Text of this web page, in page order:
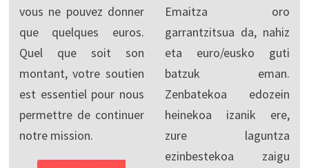
vous ne pouvez donner
que quelques euros.
Quel que soit son
montant, votre soutien
est essentiel pour nous
permettre de continuer
notre mission.
Emaitza oro
garrantzitsua da, nahiz
eta euro/eusko guti
batzuk eman.
Zenbatekoa edozein
heinekoa izanik ere,
zure laguntza
ezinbestekoa zaigu